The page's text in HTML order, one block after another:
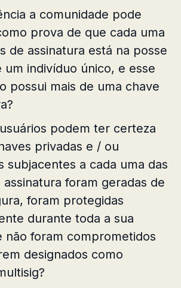
a comunidade pode
prova de que cada uma
de assinatura está na posse
um indivíduo único, e esse
possui mais de uma chave
podem ter certeza
privadas e / ou
subjacentes a cada uma das
foram geradas de
foram protegidas
durante toda a sua
não foram comprometidos
designados como